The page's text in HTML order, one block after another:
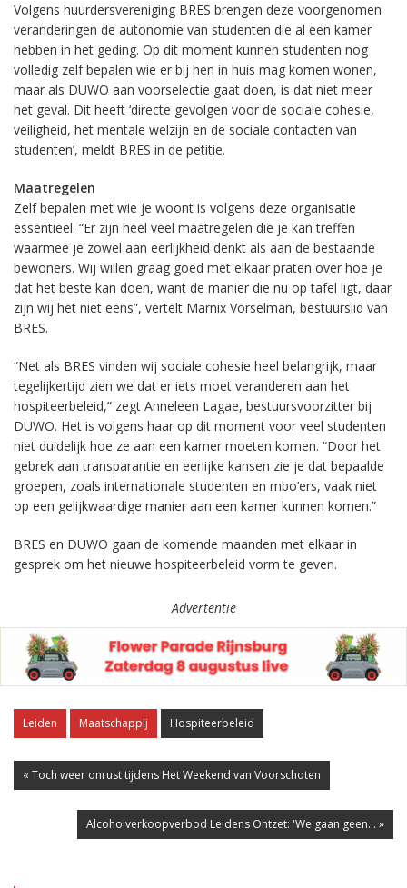
Volgens huurdersvereniging BRES brengen deze voorgenomen
veranderingen de autonomie van studenten die al een kamer
hebben in het geding. Op dit moment kunnen studenten nog
volledig zelf bepalen wie er bij hen in huis mag komen wonen,
maar als DUWO aan voorselectie gaat doen, is dat niet meer
het geval. Dit heeft ‘directe gevolgen voor de sociale cohesie,
veiligheid, het mentale welzijn en de sociale contacten van
studenten’, meldt BRES in de petitie.
Maatregelen
Zelf bepalen met wie je woont is volgens deze organisatie
essentieel. “Er zijn heel veel maatregelen die je kan treffen
waarmee je zowel aan eerlijkheid denkt als aan de bestaande
bewoners. Wij willen graag goed met elkaar praten over hoe je
dat het beste kan doen, want de manier die nu op tafel ligt, daar
zijn wij het niet eens”, vertelt Marnix Vorselman, bestuurslid van
BRES.
“Net als BRES vinden wij sociale cohesie heel belangrijk, maar
tegelijkertijd zien we dat er iets moet veranderen aan het
hospiteerbeleid,” zegt Anneleen Lagae, bestuursvoorzitter bij
DUWO. Het is volgens haar op dit moment voor veel studenten
niet duidelijk hoe ze aan een kamer moeten komen. “Door het
gebrek aan transparantie en eerlijke kansen zie je dat bepaalde
groepen, zoals internationale studenten en mbo’ers, vaak niet
op een gelijkwaardige manier aan een kamer kunnen komen.”
BRES en DUWO gaan de komende maanden met elkaar in
gesprek om het nieuwe hospiteerbeleid vorm te geven.
Advertentie
Leiden Maatschappij Hospiteerbeleid
« Toch weer onrust tijdens Het Weekend van Voorschoten
Alcoholverkoopverbod Leidens Ontzet: 'We gaan geen... »